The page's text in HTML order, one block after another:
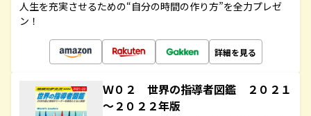
人生を充実させるための“自分の時間の作り方”を全力プレゼ
ン！
詳細を見る
Ｗ０２ 世界の指導者図鑑 ２０２１
～２０２２年版